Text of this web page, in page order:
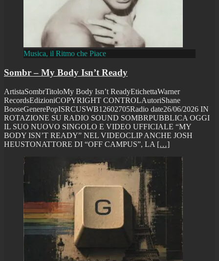
Musica, il Ritmo che Piace
Sombr – My Body Isn’t Ready
ArtistaSombrTitoloMy Body Isn’t ReadyEtichettaWarner
RecordsEdizioniCOPYRIGHT CONTROLAutoriShane
BooseGenerePopISRCUSWB12602705Radio date26/06/2026 IN
ROTAZIONE SU RADIO SOUND SOMBRPUBBLICA OGGI
IL SUO NUOVO SINGOLO E VIDEO UFFICIALE “MY
BODY ISN’T READY” NEL VIDEOCLIP ANCHE JOSH
HEUSTONATTORE DI “OFF CAMPUS”, LA […]